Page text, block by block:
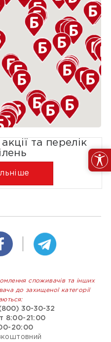
та перелік
споживачів та інших
до захищеної категорії
30-30-32
8:00-21:00
20:00